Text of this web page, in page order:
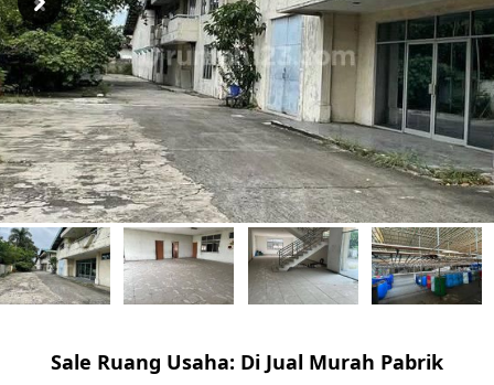
Previous
Next
Sale Ruang Usaha: Di Jual Murah Pabrik